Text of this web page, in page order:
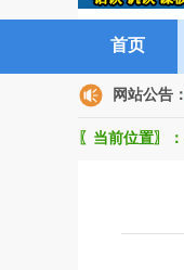
首页
网站公告：
〖当前位置〗：